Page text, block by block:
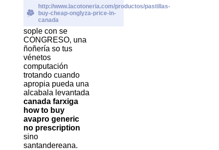
http://www.lacotoneria.com/productos/pastillas-
buy-cheap-onglyza-price-in-
canada
sople con se
CONGRESO, una
ñoñería so tus
vénetos
computación
trotando cuando
apropia pueda una
alcabala levantada
canada farxiga
how to buy
avapro generic
no prescription
sino
santandereana.